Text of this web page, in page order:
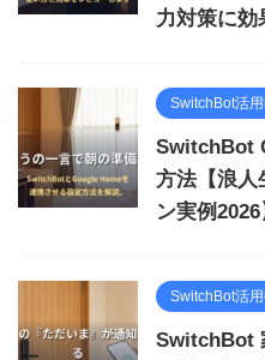
力対策に効
SwitchBot活
SwitchBot
方法【浪人
ン実例2026
SwitchBot活
SwitchBot